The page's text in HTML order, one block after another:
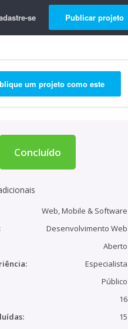
se Publicar projeto
um projeto como este
Concluído
Web, Mobile & Software
Desenvolvimento Web
Aberto
Especialista
Público
16
15